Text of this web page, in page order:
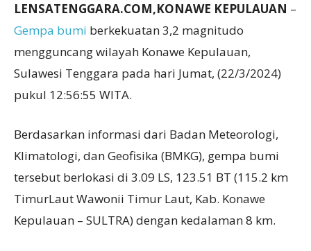
LENSATENGGARA.COM,KONAWE KEPULAUAN –
Gempa bumi berkekuatan 3,2 magnitudo
mengguncang wilayah Konawe Kepulauan,
Sulawesi Tenggara pada hari Jumat, (22/3/2024)
pukul 12:56:55 WITA.
Berdasarkan informasi dari Badan Meteorologi,
Klimatologi, dan Geofisika (BMKG), gempa bumi
tersebut berlokasi di 3.09 LS, 123.51 BT (115.2 km
TimurLaut Wawonii Timur Laut, Kab. Konawe
Kepulauan – SULTRA) dengan kedalaman 8 km.